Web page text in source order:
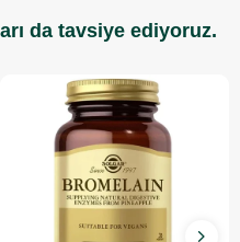
da tavsiye ediyoruz.